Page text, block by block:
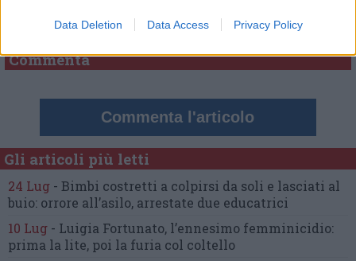
Data Deletion Data Access Privacy Policy
Commenta
Commenta l'articolo
Gli articoli più letti
24 Lug - Bimbi costretti a colpirsi da soli e lasciati al
buio: orrore all’asilo, arrestate due educatrici
10 Lug - Luigia Fortunato, l’ennesimo femminicidio:
prima la lite, poi la furia col coltello